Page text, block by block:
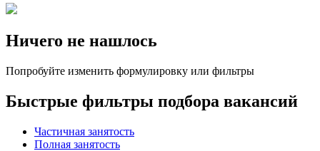
Ничего не нашлось
Попробуйте изменить формулировку или фильтры
Быстрые фильтры подбора вакансий
Частичная занятость
Полная занятость